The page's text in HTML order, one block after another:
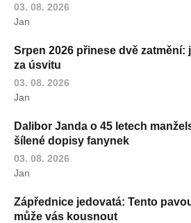
03. 08. 2026
Jan
Srpen 2026 přinese dvě zatmění:
za úsvitu
03. 08. 2026
Jan
Dalibor Janda o 45 letech
šílené dopisy fanynek
03. 08. 2026
Jan
Zápřednice jedovatá: Tento
může vás kousnout